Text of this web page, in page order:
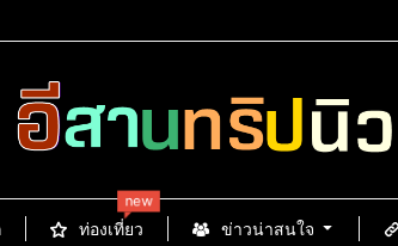
ท่องเที่ยว
new
ข่าวน่าสนใจ